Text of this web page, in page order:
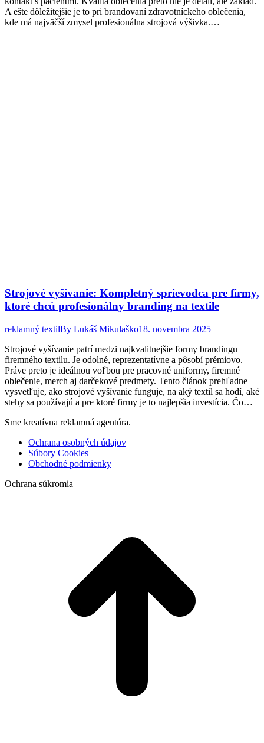
A ešte dôležitejšie je to pri brandovaní zdravotníckeho oblečenia,
kde má najväčší zmysel profesionálna strojová výšivka.…
Strojové vyšívanie: Kompletný sprievodca pre firmy,
ktoré chcú profesionálny branding na textile
reklamný textilBy Lukáš Mikulaško18. novembra 2025
Strojové vyšívanie patrí medzi najkvalitnejšie formy brandingu
firemného textilu. Je odolné, reprezentatívne a pôsobí prémiovo.
Práve preto je ideálnou voľbou pre pracovné uniformy, firemné
oblečenie, merch aj darčekové predmety. Tento článok prehľadne
vysvetľuje, ako strojové vyšívanie funguje, na aký textil sa hodí, aké
stehy sa používajú a pre ktoré firmy je to najlepšia investícia. Čo…
Sme kreatívna reklamná agentúra.
Ochrana osobných údajov
Súbory Cookies
Obchodné podmienky
Ochrana súkromia